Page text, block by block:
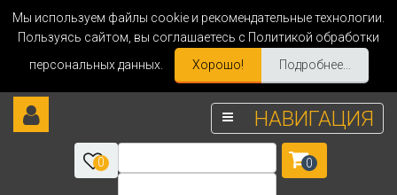
Мы используем файлы cookie и рекомендательные технологии.
Пользуясь сайтом, вы соглашаетесь с Политикой обработки
персональных данных.
Хорошо! Подробнее...
НАВИГАЦИЯ
0 0